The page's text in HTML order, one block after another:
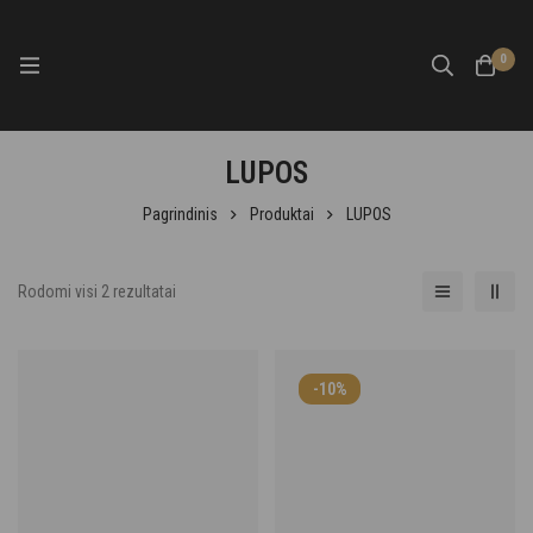
0
LUPOS
Pagrindinis Produktai LUPOS
Rodomi visi 2 rezultatai
-10%